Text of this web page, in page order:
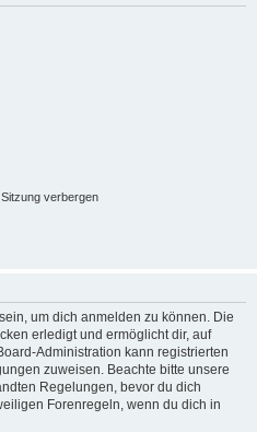
verbergen
um dich anmelden zu können. Die
erledigt und ermöglicht dir, auf
Administration kann registrierten
zuweisen. Beachte bitte unsere
Regelungen, bevor du dich
Forenregeln, wenn du dich in